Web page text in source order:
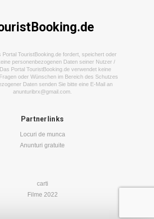
Portal TouristBooking.de fordert, speichert oder
personenbezogenen Daten seiner Nutzer /
Portal TouristBooking.de verwendet keine
oder Wünschen im Bereich des Schutzes
Daten senden Sie bitte eine E-Mail an
anunturibrx@gmail.com
Partnerlinks
Locuri de munca
Anunturi gratuite
carti
Filme 2022